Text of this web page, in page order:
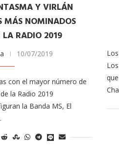
Y VIRLÁN
MÁS NOMINADOS
LA RADIO 2019
10/07/2019
con el mayor número de
la Radio 2019
la Banda MS, El